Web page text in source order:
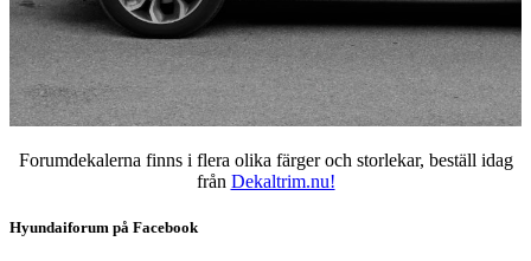
Forumdekalerna finns i flera olika färger och storlekar, beställ idag
från Dekaltrim.nu!
Hyundaiforum på Facebook